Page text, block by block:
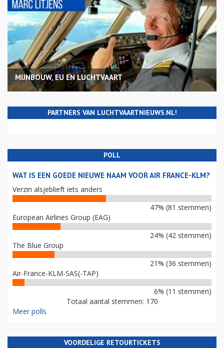
MIJNBOUW, EU EN LUCHTVAART
PARTNERS VAN LUCHTVAARTNIEUWS.NL!
POLL
WAT IS EEN GOEDE NIEUWE NAAM VOOR AIR FRANCE-KLM?
Verzin alsjeblieft iets anders
47% (81 stemmen)
European Airlines Group (EAG)
24% (42 stemmen)
The Blue Group
21% (36 stemmen)
Air-France-KLM-SAS(-TAP)
6% (11 stemmen)
Totaal aantal stemmen: 170
Meer polls
VOORDELIGE RETOURTICKETS